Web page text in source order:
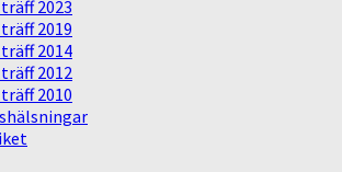
2023
2019
2014
2012
2010